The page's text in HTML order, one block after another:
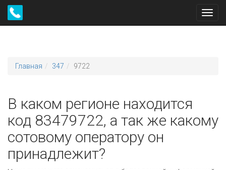
Главная 347 9722
В каком регионе находится
код 83479722, а так же какому
сотовому оператору он
принадлежит?